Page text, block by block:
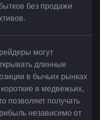
без продажи
могут
длинные
в бычьих рынках
короткие в медвежьих,
позволяет получать
независимо от